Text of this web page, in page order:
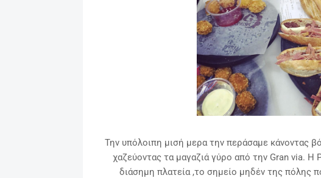
Την υπόλοιπη μισή μερα την περάσαμε κάνοντας
χαζεύοντας τα μαγαζιά γύρο από την Gran via. Η
διάσημη πλατεία ,το σημείο μηδέν της πόλης